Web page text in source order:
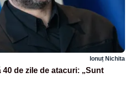
Ionuț Nichita
de zile de atacuri: „Sunt